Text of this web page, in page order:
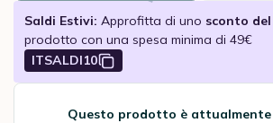
Saldi Estivi: Approfitta di uno sconto del
prodotto con una spesa minima di 49€
ITSALDI10
Questo prodotto è